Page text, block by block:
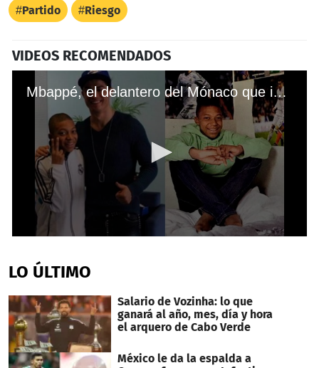
Partido Riesgo
VIDEOS RECOMENDADOS
Mbappé, el delantero del Mónaco que idolatra a Cristiano Ronaldo
of
49
LO ÚLTIMO
Salario de Vozinha: lo que
ganará al año, mes, día y hora
el arquero de Cabo Verde
México le da la espalda a